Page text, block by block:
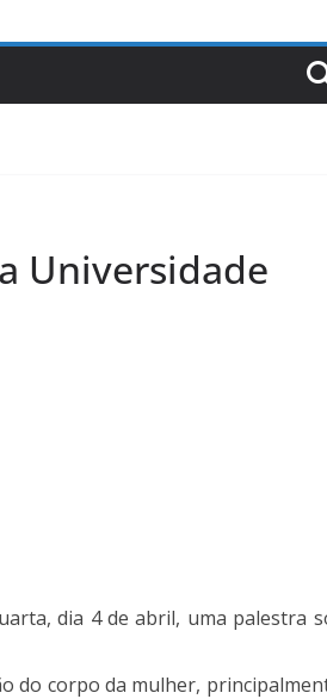
Universidade
dia 4 de abril, uma palestra
do corpo da mulher,